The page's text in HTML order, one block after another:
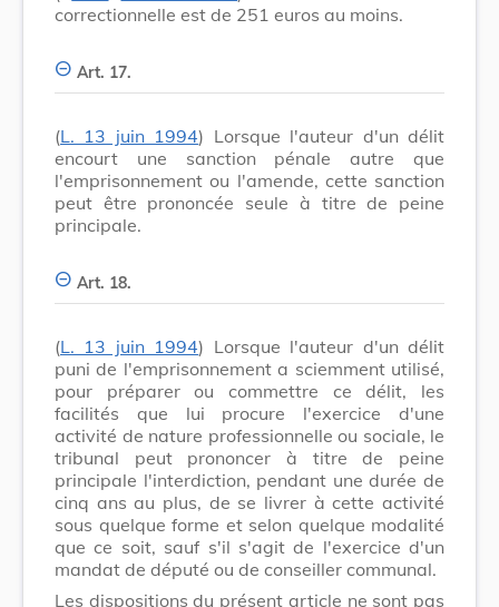
correctionnelle est de 251 euros au moins.
Art. 17.
(L. 13 juin 1994) Lorsque l'auteur d'un délit
encourt une sanction pénale autre que
l'emprisonnement ou l'amende, cette sanction
peut être prononcée seule à titre de peine
principale.
Art. 18.
(L. 13 juin 1994) Lorsque l'auteur d'un délit
puni de l'emprisonnement a sciemment utilisé,
pour préparer ou commettre ce délit, les
facilités que lui procure l'exercice d'une
activité de nature professionnelle ou sociale, le
tribunal peut prononcer à titre de peine
principale l'interdiction, pendant une durée de
cinq ans au plus, de se livrer à cette activité
sous quelque forme et selon quelque modalité
que ce soit, sauf s'il s'agit de l'exercice d'un
mandat de député ou de conseiller communal.
Les dispositions du présent article ne sont pas